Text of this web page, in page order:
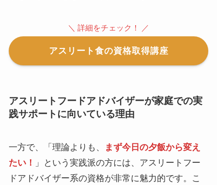
＼ 詳細をチェック！ ／
アスリート食の資格取得講座
アスリートフードアドバイザーが家庭での実
践サポートに向いている理由
一方で、「理論よりも、
まず今日の夕飯から変え
たい！
」という実践派の方には、アスリートフー
ドアドバイザー系の資格が非常に魅力的です。こ